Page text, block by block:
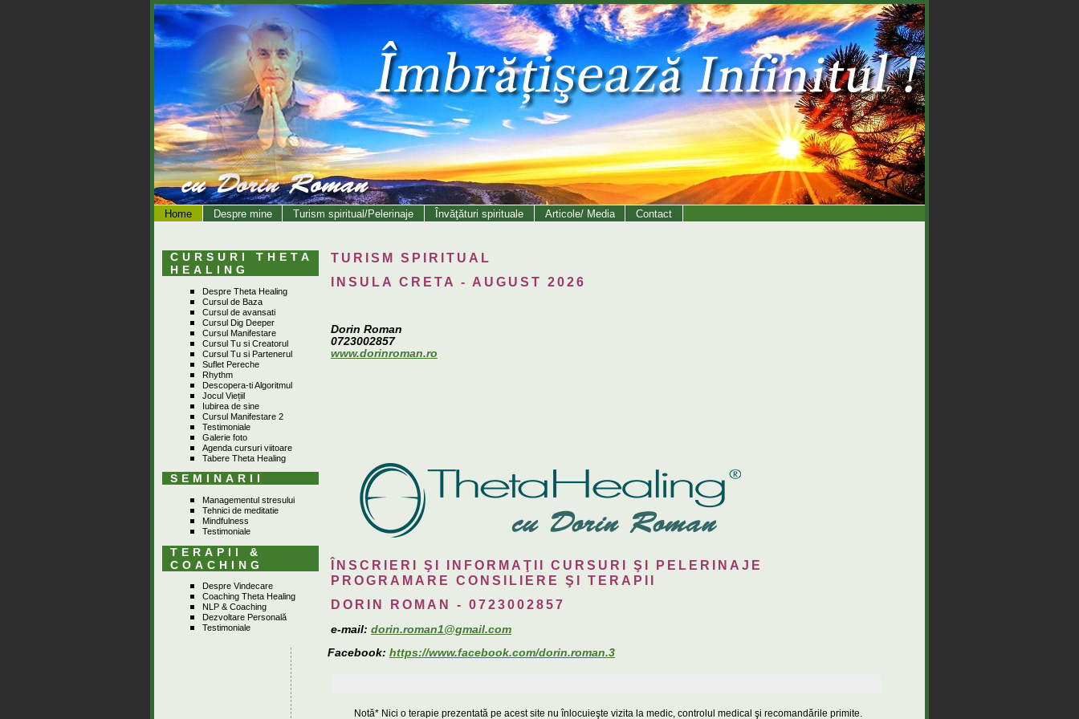
Home Despre mine Turism spiritual/Pelerinaje Învăţături spirituale Articole/ Media Contact
CURSURI THETA
HEALING
Despre Theta Healing
Cursul de Baza
Cursul de avansati
Cursul Dig Deeper
Cursul Manifestare
Cursul Tu si Creatorul
Cursul Tu si Partenerul
Suflet Pereche
Rhythm
Descopera-ti Algoritmul
Jocul Viețiil
Iubirea de sine
Cursul Manifestare 2
Testimoniale
Galerie foto
Agenda cursuri viitoare
Tabere Theta Healing
SEMINARII
Managementul stresului
Tehnici de meditatie
Mindfulness
Testimoniale
TERAPII &
COACHING
Despre Vindecare
Coaching Theta Healing
NLP & Coaching
Dezvoltare Personală
Testimoniale
TURISM SPIRITUAL
INSULA CRETA - AUGUST 2026
Dorin Roman
0723002857
www.dorinroman.ro
ÎNSCRIERI ŞI INFORMAŢII CURSURI ŞI PELERINAJE
PROGRAMARE CONSILIERE ŞI TERAPII
DORIN ROMAN - 0723002857
e-mail: dorin.roman1@gmail.com
Facebook: https://www.facebook.com/dorin.roman.3
Notă* Nici o terapie prezentată pe acest site nu înlocuieşte vizita la medic, controlul medical şi recomandările primite.